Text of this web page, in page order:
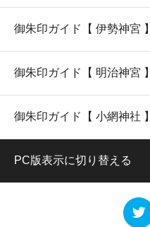
御朱印ガイド【 伊勢神宮 】
御朱印ガイド【 明治神宮 】
御朱印ガイド【 小網神社 】
PC版表示に切り替える